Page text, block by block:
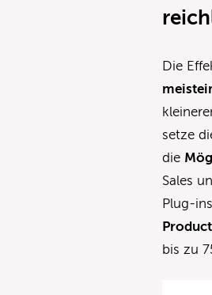
Die
setze
die
Sales
Plug-
bis zu